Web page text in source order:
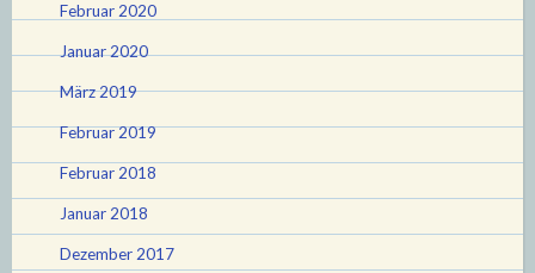
Februar 2020
Januar 2020
März 2019
Februar 2019
Februar 2018
Januar 2018
Dezember 2017